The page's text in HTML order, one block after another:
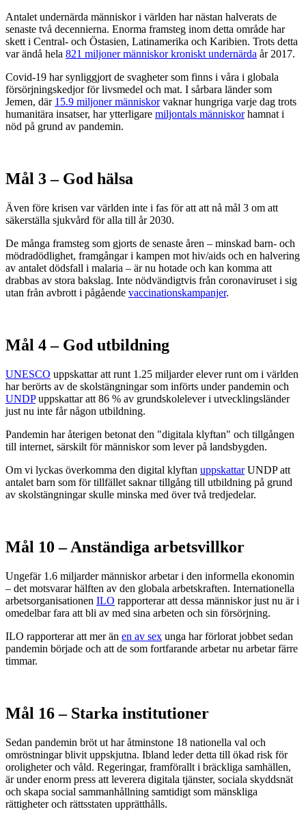
Antalet undernärda människor i världen har nästan halverats de
senaste två decennierna. Enorma framsteg inom detta område har
skett i Central- och Östasien, Latinamerika och Karibien. Trots detta
var ändå hela 821 miljoner människor kroniskt undernärda år 2017.
Covid-19 har synliggjort de svagheter som finns i våra i globala
försörjningskedjor för livsmedel och mat. I sårbara länder som
Jemen, där 15.9 miljoner människorvaknar hungriga varje dag trots
humanitära insatser, har ytterligare miljontals människorhamnat i
nöd på grund av pandemin.
Mål 3 – God hälsa
Även före krisen var världen inte i fas för att att nå mål 3 om att
säkerställa sjukvård för alla till år 2030.
De många framsteg som gjorts de senaste åren – minskad barn- och
mödradödlighet, framgångar i kampen mot hiv/aids och en halvering
av antalet dödsfall i malaria – är nu hotade och kan komma att
drabbas av stora bakslag. Inte nödvändigtvis från coronaviruset i sig
utan från avbrott i pågående vaccinationskampanjer.
Mål 4 – God utbildning
UNESCO uppskattar att runt 1.25 miljarder elever runt om i världen
har berörts av de skolstängningar som införts under pandemin och
UNDPuppskattar att 86 % av grundskolelever i utvecklingsländer
just nu inte får någon utbildning.
Pandemin har återigen betonat den "digitala klyftan" och tillgången
till internet, särskilt för människor som lever på landsbygden.
Om vi lyckas överkomma den digital klyftan uppskattarUNDP att
antalet barn som för tillfället saknar tillgång till utbildning på grund
av skolstängningar skulle minska med över två tredjedelar.
Mål 10 – Anständiga arbetsvillkor
Ungefär 1.6 miljarder människor arbetar i den informella ekonomin
– det motsvarar hälften av den globala arbetskraften. Internationella
arbetsorganisationen ILO rapporterar att dessa människor just nu är i
omedelbar fara att bli av med sina arbeten och sin försörjning.
ILO rapporterar att mer än en av sex unga har förlorat jobbet sedan
pandemin började och att de som fortfarande arbetar nu arbetar färre
timmar.
Mål 16 – Starka institutioner
Sedan pandemin bröt ut har åtminstone 18 nationella val och
omröstningar blivit uppskjutna. Ibland leder detta till ökad risk för
oroligheter och våld. Regeringar, framförallt i bräckliga samhällen,
är under enorm press att leverera digitala tjänster, sociala skyddsnät
och skapa social sammanhållning samtidigt som mänskliga
rättigheter och rättsstaten upprätthålls.